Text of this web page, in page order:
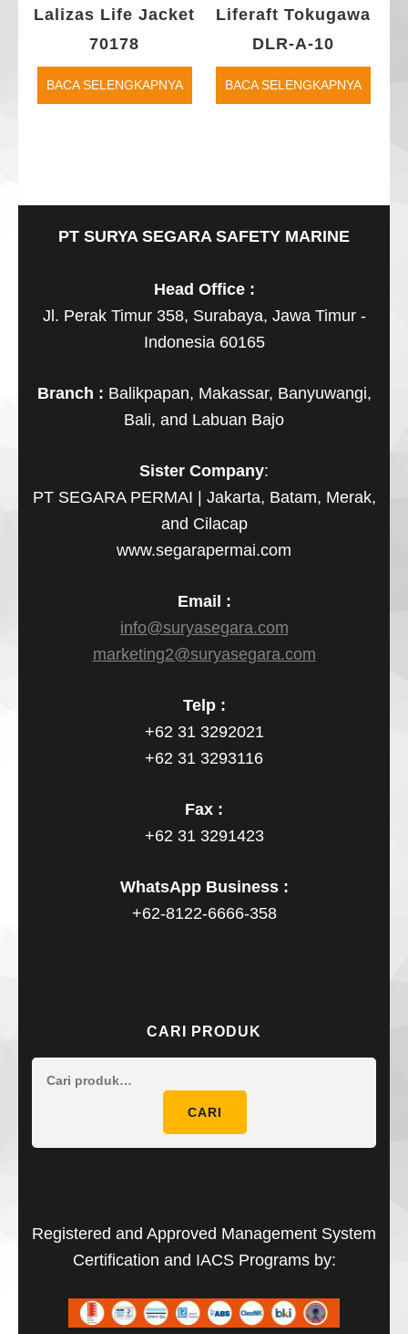
Lalizas Life Jacket
70178
BACA SELENGKAPNYA
Liferaft Tokugawa
DLR-A-10
BACA SELENGKAPNYA
PT SURYA SEGARA SAFETY MARINE
Head Office :
Jl. Perak Timur 358, Surabaya, Jawa Timur -
Indonesia 60165
Branch : Balikpapan, Makassar, Banyuwangi,
Bali, and Labuan Bajo
Sister Company:
PT SEGARA PERMAI | Jakarta, Batam, Merak,
and Cilacap
www.segarapermai.com
Email :
info@suryasegara.com
marketing2@suryasegara.com
Telp :
+62 31 3292021
+62 31 3293116
Fax :
+62 31 3291423
WhatsApp Business :
+62-8122-6666-358
CARI PRODUK
CARI
Registered and Approved Management System
Certification and IACS Programs by: